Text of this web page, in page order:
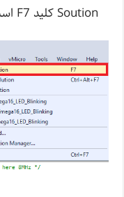
Soution کلید F7 است).